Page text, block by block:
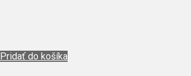
Pridať do košíka